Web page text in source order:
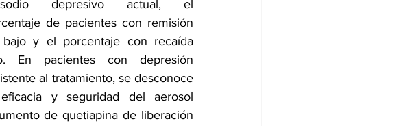
depresivo actual, el
de pacientes con remisión
y el porcentaje con recaída
En pacientes con depresión
al tratamiento, se desconoce
y seguridad del aerosol
de quetiapina de liberación